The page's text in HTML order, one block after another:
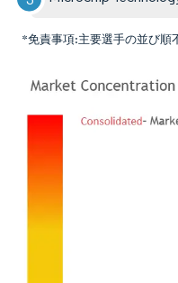
*免責事項:主要選手の並び順